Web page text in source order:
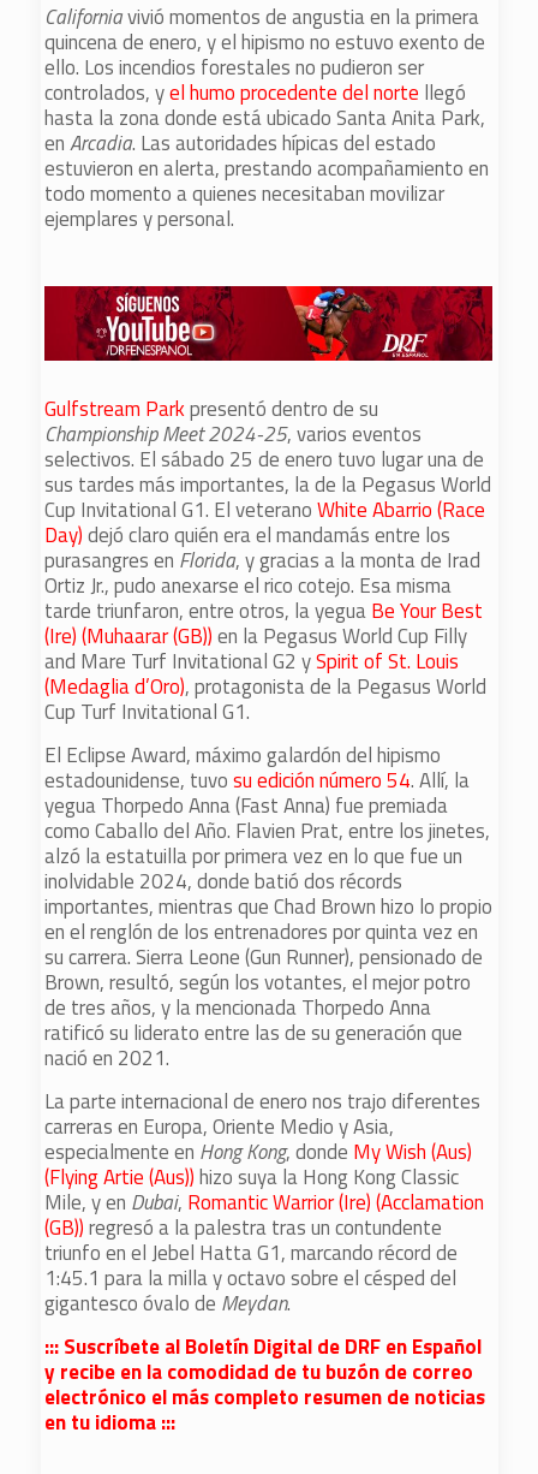
Californiavivió momentos de angustia en la primera
quincena de enero, y el hipismo no estuvo exento de
ello. Los incendios forestales no pudieron ser
controlados, yel humo procedente del norte llegó
hasta la zona donde está ubicado Santa Anita Park,
enArcadia. Las autoridades hípicas del estado
estuvieron en alerta, prestando acompañamiento en
todo momento a quienes necesitaban movilizar
ejemplares y personal.
Gulfstream Parkpresentó dentro de su
Championship Meet 2024-25, varios eventos
selectivos. El sábado 25 de enero tuvo lugar una de
sus tardes más importantes, la de la Pegasus World
Cup Invitational G1. El veteranoWhite Abarrio (Race
Day)dejó claro quién era el mandamás entre los
purasangres en Florida, y gracias a la monta de Irad
Ortiz Jr., pudo anexarse el rico cotejo. Esa misma
tarde triunfaron, entre otros, la yeguaBe Your Best
(Ire) (Muhaarar (GB))en la Pegasus World Cup Filly
and Mare Turf Invitational G2 ySpirit of St. Louis
(Medaglia d’Oro), protagonista de la Pegasus World
Cup Turf Invitational G1.
El Eclipse Award, máximo galardón del hipismo
estadounidense, tuvosu edición número 54. Allí, la
yegua Thorpedo Anna (Fast Anna) fue premiada
como Caballo del Año. Flavien Prat, entre los jinetes,
alzó la estatuilla por primera vez en lo que fue un
inolvidable 2024, donde batió dos récords
importantes, mientras que Chad Brown hizo lo propio
en el renglón de los entrenadores por quinta vez en
su carrera. Sierra Leone (Gun Runner), pensionado de
Brown, resultó, según los votantes, el mejor potro
de tres años, y la mencionada Thorpedo Anna
ratificó su liderato entre las de su generación que
nació en 2021.
La parte internacional de enero nos trajo diferentes
carreras en Europa, Oriente Medio y Asia,
especialmente en Hong Kong, donde My Wish (Aus)
(Flying Artie (Aus))hizo suya la Hong Kong Classic
Mile, y en Dubai, Romantic Warrior (Ire) (Acclamation
(GB))regresó a la palestra tras un contundente
triunfo en el Jebel Hatta G1, marcando récord de
1:45.1 para la milla y octavo sobre el césped del
gigantesco óvalo de Meydan.
::: Suscríbete al Boletín Digital de DRF en Español
y recibe en la comodidad de tu buzón de correo
electrónico el más completo resumen de noticias
en tu idioma :::